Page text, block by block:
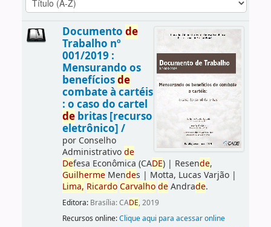
Documento de
Trabalho nº
001/2019 :
Mensurando os
benefíciosde
combate à cartéis
: o caso do cartel
debritas [recurso
eletrônico] /
por Conselho
Administrativode
Defesa Econômica (CADE)| Resende,
GuilhermeMendes | Motta, Lucas Varjão|
Lima, Ricardo Carvalho deAndrade.
Editora: Brasília: CADE, 2019
Recursos online:Clique aqui para acessar online